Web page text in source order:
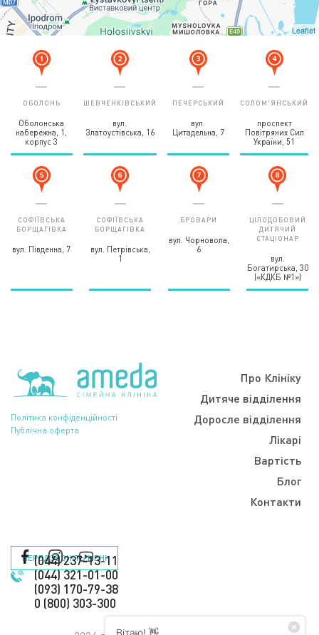
Leaflet
ОБОЛОНЬ
Оболонська
набережна, 1,
корпус 3
ШЕВЧЕНКІВСЬКИЙ
вул.
Златоустівська, 16
ПЕЧЕРСЬКИЙ
вул.
Цитадельна, 7
СОЛОМ'ЯНСЬКИЙ
проспект
Повітряних Сил
України, 51
СОФІЇВСЬКА
БОРЩАГІВКА
вул. Південна, 7
СОФІЇВСЬКА
БОРЩАГІВКА
вул. Петрівська,
1
БРОВАРИ
вул. Чорновола,
6
ЦІЛОДОБОВИЙ
ДИТЯЧИЙ
СТАЦІОНАР
вул.
Богатирська, 30
(«КДКБ №1»)
Політика конфіденційності
Публічна оферта
Про Клініку
Дитяче відділення
Доросле відділення
Лікарі
Вартість
Блог
Контакти
(044) 237-13-11
(044) 321-01-00
(093) 170-79-38
0 (800) 303-300
ПЕРЕДЗВОНІТЬ МЕНІ